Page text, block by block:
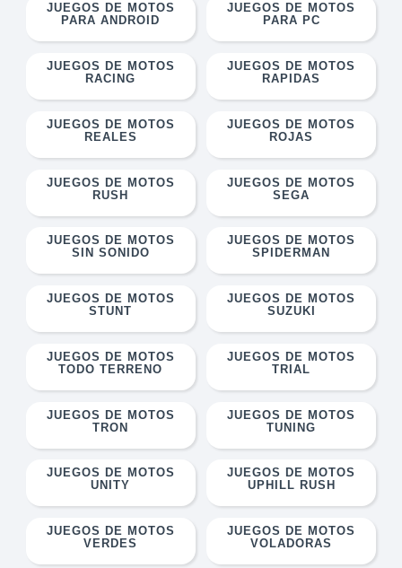
JUEGOS DE MOTOS
PARA ANDROID
JUEGOS DE MOTOS
PARA PC
JUEGOS DE MOTOS
RACING
JUEGOS DE MOTOS
RAPIDAS
JUEGOS DE MOTOS
REALES
JUEGOS DE MOTOS
ROJAS
JUEGOS DE MOTOS
RUSH
JUEGOS DE MOTOS
SEGA
JUEGOS DE MOTOS
SIN SONIDO
JUEGOS DE MOTOS
SPIDERMAN
JUEGOS DE MOTOS
STUNT
JUEGOS DE MOTOS
SUZUKI
JUEGOS DE MOTOS
TODO TERRENO
JUEGOS DE MOTOS
TRIAL
JUEGOS DE MOTOS
TRON
JUEGOS DE MOTOS
TUNING
JUEGOS DE MOTOS
UNITY
JUEGOS DE MOTOS
UPHILL RUSH
JUEGOS DE MOTOS
VERDES
JUEGOS DE MOTOS
VOLADORAS